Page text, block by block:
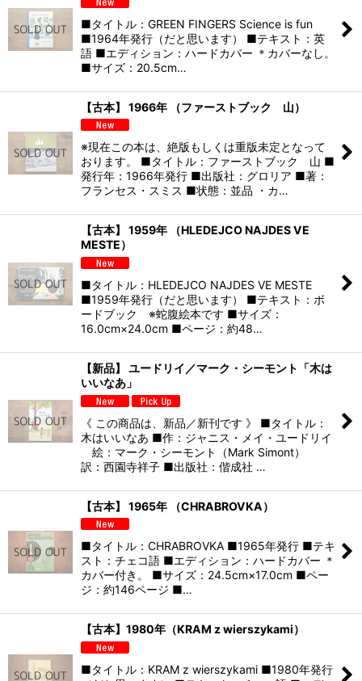
■タイトル：GREEN FINGERS Science is fun
■1964年発行（だと思います） ■テキスト：英
語 ■エディション：ハードカバー ＊カバーなし。
■サイズ：20.5cm…
【古本】 1966年 （ファーストブック 山）
※現在この本は、絶版もしくは重版未定となって
おります。 ■タイトル：ファーストブック 山 ■
発行年：1966年発行 ■出版社：グロリア ■著：
フランセス・スミス ■状態：並品 ・カ…
【古本】 1959年 （HLEDEJCO NAJDES VE
MESTE）
■タイトル：HLEDEJCO NAJDES VE MESTE
■1959年発行（だと思います） ■テキスト：ボ
ードブック ※蛇腹絵本です ■サイズ：
16.0cm×24.0cm ■ページ：約48…
【新品】 ユードリイ／マーク・シーモント「木は
いいなあ」
《 この商品は、新品／新刊です 》 ■タイトル：
木はいいなあ ■作：ジャニス・メイ・ユードリイ
絵：マーク・シーモント（Mark Simont）
訳：西園寺祥子 ■出版社：偕成社 …
【古本】 1965年 （CHRABROVKA）
■タイトル：CHRABROVKA ■1965年発行 ■テキ
スト：チェコ語 ■エディション：ハードカバー ＊
カバー付き。 ■サイズ：24.5cm×17.0cm ■ペー
ジ：約146ページ ■…
【古本】1980年（KRAM z wierszykami）
■タイトル：KRAM z wierszykami ■1980年発行